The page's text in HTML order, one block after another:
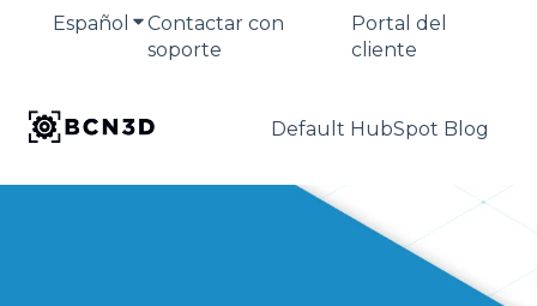
Español Traducciones de Mostrar submenú de
Contactar con
soporte
Portal del
cliente
Default HubSpot Blog